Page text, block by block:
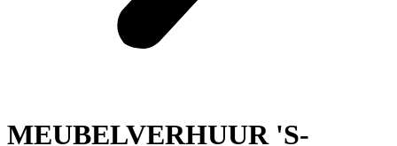
MEUBELVERHUUR 'S-